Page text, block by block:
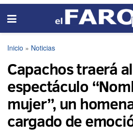
Inicio » Noticias
Capachos traerá
espectáculo
mujer”, un
cargado de